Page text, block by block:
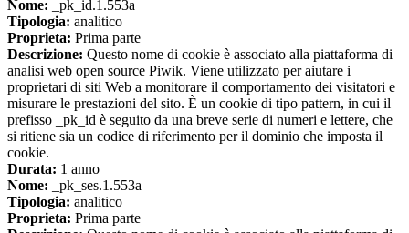
Nome: _pk_id.1.553a
Tipologia: analitico
Proprieta: Prima parte
Descrizione: Questo nome di cookie è associato alla piattaforma di
analisi web open source Piwik. Viene utilizzato per aiutare i
proprietari di siti Web a monitorare il comportamento dei visitatori e
misurare le prestazioni del sito. È un cookie di tipo pattern, in cui il
prefisso _pk_id è seguito da una breve serie di numeri e lettere, che
si ritiene sia un codice di riferimento per il dominio che imposta il
cookie.
Durata: 1 anno
Nome: _pk_ses.1.553a
Tipologia: analitico
Proprieta: Prima parte